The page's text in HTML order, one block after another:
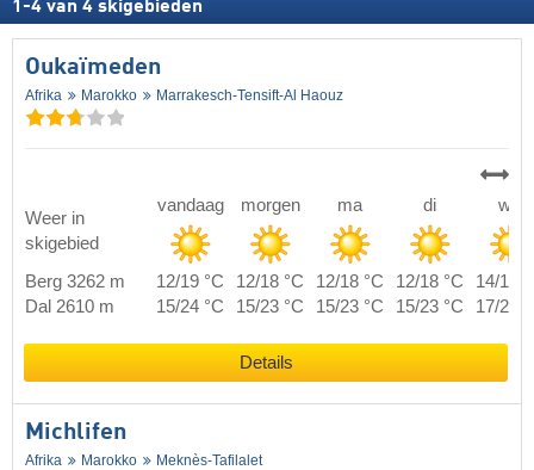
1 -4 van 4 skigebieden
Oukaïmeden
Afrika Marokko Marrakesch-Tensift-Al Haouz
Weer in
skigebied
vandaag morgen ma di wo
Berg 3262 m 12/19 °C 12/18 °C 12/18 °C 12/18 °C
14/19
Dal 2610 m
15/24 °C 15/23 °C 15/23 °C 15/23 °C 17/24
Details
Michlifen
Afrika Marokko Meknès-Tafilalet